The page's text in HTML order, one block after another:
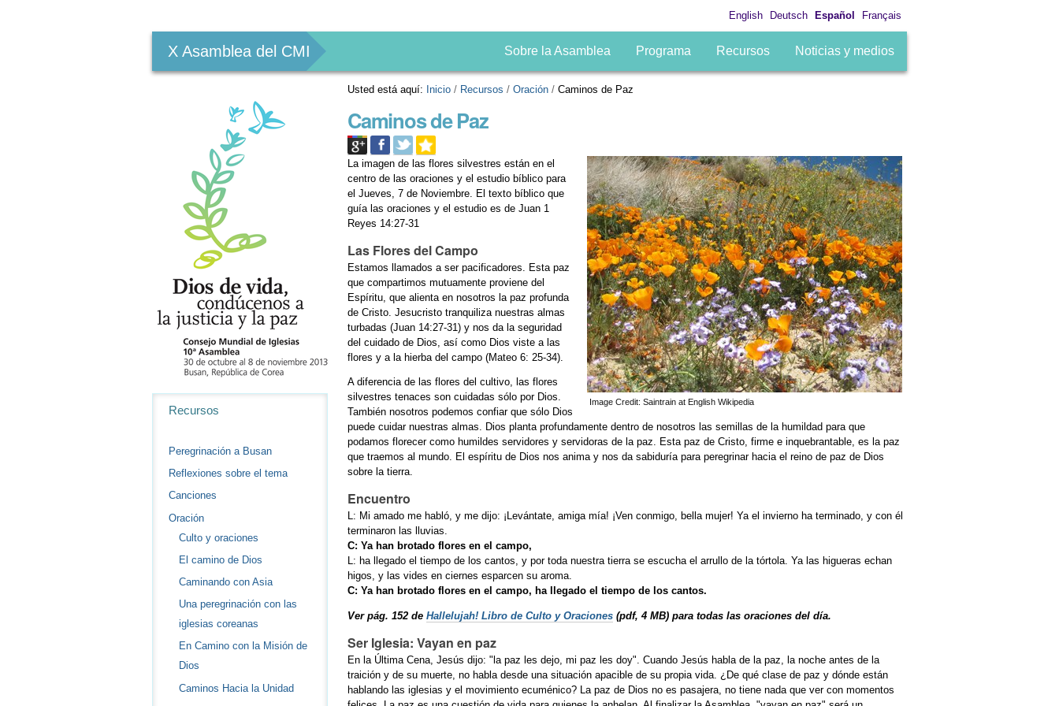
English Deutsch Español Français
X Asamblea del CMI Sobre la Asamblea Programa Recursos Noticias y medios
Usted está aquí: Inicio / Recursos /Oración /Caminos de Paz
Caminos de Paz
Image Credit: Saintrain at English Wikipedia
La imagen de las flores silvestres están en el
centro de las oraciones y el estudio bíblico para
el Jueves, 7 de Noviembre. El texto bíblico que
guía las oraciones y el estudio es de Juan 1
Reyes 14:27-31
Las Flores del Campo
Estamos llamados a ser pacificadores. Esta paz
que compartimos mutuamente proviene del
Espíritu, que alienta en nosotros la paz profunda
de Cristo. Jesucristo tranquiliza nuestras almas
turbadas (Juan 14:27-31) y nos da la seguridad
del cuidado de Dios, así como Dios viste a las
flores y a la hierba del campo (Mateo 6: 25-34).
A diferencia de las flores del cultivo, las flores
silvestres tenaces son cuidadas sólo por Dios.
También nosotros podemos confiar que sólo Dios
puede cuidar nuestras almas. Dios planta profundamente dentro de nosotros las semillas de la humildad para que
podamos florecer como humildes servidores y servidoras de la paz. Esta paz de Cristo, firme e inquebrantable, es la paz
que traemos al mundo. El espíritu de Dios nos anima y nos da sabiduría para peregrinar hacia el reino de paz de Dios
sobre la tierra.
Encuentro
L: Mi amado me habló, y me dijo: ¡Levántate, amiga mía! ¡Ven conmigo, bella mujer! Ya el invierno ha terminado, y con él
terminaron las lluvias.
C: Ya han brotado flores en el campo,
L: ha llegado el tiempo de los cantos, y por toda nuestra tierra se escucha el arrullo de la tórtola. Ya las higueras echan
higos, y las vides en ciernes esparcen su aroma.
C: Ya han brotado flores en el campo, ha llegado el tiempo de los cantos.
Ver pág. 152 deHallelujah! Libro de Culto y Oraciones (pdf, 4 MB)para todas las oraciones del día.
Ser Iglesia: Vayan en paz
En la Última Cena, Jesús dijo: "la paz les dejo, mi paz les doy". Cuando Jesús habla de la paz, la noche antes de la
traición y de su muerte, no habla desde una situación apacible de su propia vida. ¿De qué clase de paz y dónde están
hablando las iglesias y el movimiento ecuménico? La paz de Dios no es pasajera, no tiene nada que ver con momentos
Recursos
Peregrinación a Busan
Reflexiones sobre el tema
Canciones
Oración
Culto y oraciones
El camino de Dios
Caminando con Asia
Una peregrinación con las
iglesias coreanas
En Camino con la Misión de
Dios
Caminos Hacia la Unidad